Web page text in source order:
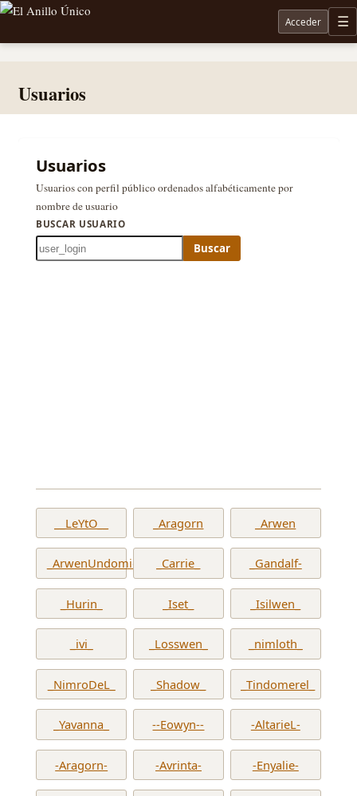
Noticias sobre Tolkien: El Señor de los Anillos, Los Anillos de Poder, La Caza de Gollum, la
Acceder
Usuarios
Usuarios
Usuarios con perfil público ordenados alfabéticamente por
nombre de usuario
BUSCAR USUARIO
Buscar
__LeYtO__ _Aragorn _Arwen
_ArwenUndomiel_ _Carrie_ _Gandalf-
_Hurin_ _Iset_ _Isilwen_
_ivi_ _Losswen_ _nimloth_
_NimroDeL_ _Shadow_ _Tindomerel_
_Yavanna_ --Eowyn-- -AltarieL-
-Aragorn- -Avrinta- -Enyalie-